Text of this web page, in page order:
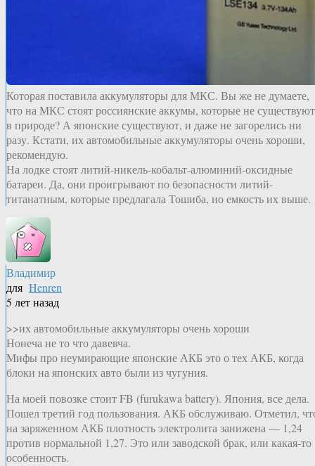
Которая поставила аккумуляторы для МКС. Вы же не думаете,
что на МКС стоят россиянские аккумы, которые не существуют
в природе? А японские существуют, и даже не загорелись ни
разу. Кстати, их автомобильные аккумуляторы очень хороши,
рекомендую.
На лодке стоят литий-никель-кобальт-алюминий-оксидные
батареи. Да, они проигрывают по безопасности литий-
титанатным, которые предлагала Тошиба, но емкость их выше.
Владимир
для Henren
5 лет назад
>>их автомобильные аккумуляторы очень хороши
Нонеча не то что давевча.
Мифы про неумирающие японские АКБ это о тех АКБ, когда
блоки на японских авто были из чугуния.
На моей повозке стоит FB (furukawa battery). Япония, все дела.
Пошел третий год пользования. АКБ обслуживаю. Отметил,
на заряженном АКБ плотность электролита занижена — 1,24
против нормальной 1,27. Это или заводской брак, или какая-то
особенность.